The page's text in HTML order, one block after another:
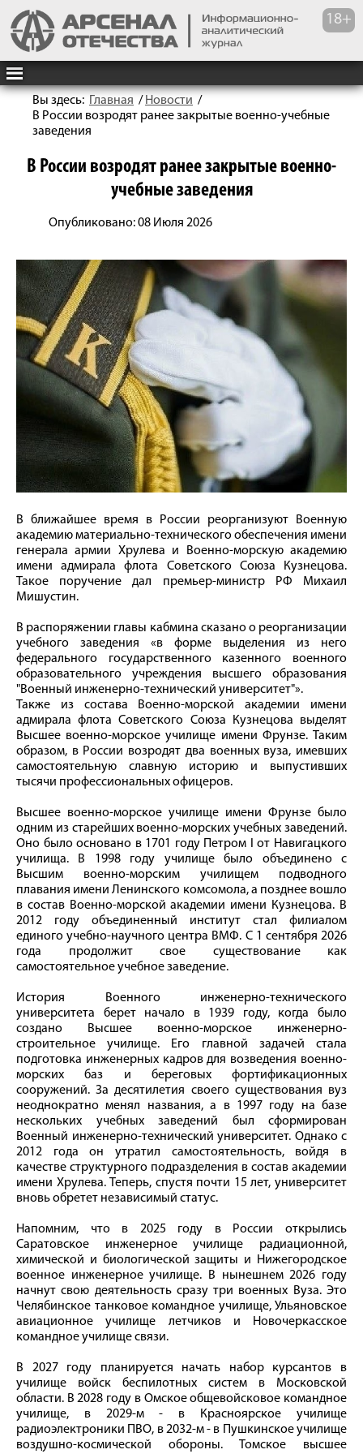
Вы здесь: Главная / Новости /
В России возродят ранее закрытые военно-учебные
заведения
В России возродят ранее закрытые военно-
учебные заведения
Опубликовано: 08 Июля 2026
В ближайшее время в России реорганизуют Военную
академию материально-технического обеспечения имени
генерала армии Хрулева и Военно-морскую академию
имени адмирала флота Советского Союза Кузнецова.
Такое поручение дал премьер-министр РФ Михаил
Мишустин.
В распоряжении главы кабмина сказано о реорганизации
учебного заведения «в форме выделения из него
федерального государственного казенного военного
образовательного учреждения высшего образования
"Военный инженерно-технический университет"».
Также из состава Военно-морской академии имени
адмирала флота Советского Союза Кузнецова выделят
Высшее военно-морское училище имени Фрунзе. Таким
образом, в России возродят два военных вуза, имевших
самостоятельную славную историю и выпустивших
тысячи профессиональных офицеров.
Высшее военно-морское училище имени Фрунзе было
одним из старейших военно-морских учебных заведений.
Оно было основано в 1701 году Петром I от Навигацкого
училища. В 1998 году училище было объединено с
Высшим военно-морским училищем подводного
плавания имени Ленинского комсомола, а позднее вошло
в состав Военно-морской академии имени Кузнецова. В
2012 году объединенный институт стал филиалом
единого учебно-научного центра ВМФ. С 1 сентября 2026
года продолжит свое существование как
самостоятельное учебное заведение.
История Военного инженерно-технического
университета берет начало в 1939 году, когда было
создано Высшее военно-морское инженерно-
строительное училище. Его главной задачей стала
подготовка инженерных кадров для возведения военно-
морских баз и береговых фортификационных
сооружений. За десятилетия своего существования вуз
неоднократно менял названия, а в 1997 году на базе
нескольких учебных заведений был сформирован
Военный инженерно-технический университет. Однако с
2012 года он утратил самостоятельность, войдя в
качестве структурного подразделения в состав академии
имени Хрулева. Теперь, спустя почти 15 лет, университет
вновь обретет независимый статус.
Напомним, что в 2025 году в России открылись
Саратовское инженерное училище радиационной,
химической и биологической защиты и Нижегородское
военное инженерное училище. В нынешнем 2026 году
начнут свою деятельность сразу три военных Вуза. Это
Челябинское танковое командное училище, Ульяновское
авиационное училище летчиков и Новочеркасское
командное училище связи.
В 2027 году планируется начать набор курсантов в
училище войск беспилотных систем в Московской
области. В 2028 году в Омское общевойсковое командное
училище, в 2029-м - в Красноярское училище
радиоэлектроники ПВО, в 2032-м - в Пушкинское училище
воздушно-космической обороны. Томское высшее